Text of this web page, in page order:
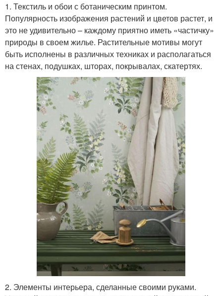
1. Текстиль и обои с ботаническим принтом.
Популярность изображения растений и цветов растет, и
это не удивительно – каждому приятно иметь «частичку»
природы в своем жилье. Растительные мотивы могут
быть исполнены в различных техниках и располагаться
на стенах, подушках, шторах, покрывалах, скатертях.
2. Элементы интерьера, сделанные своими руками.